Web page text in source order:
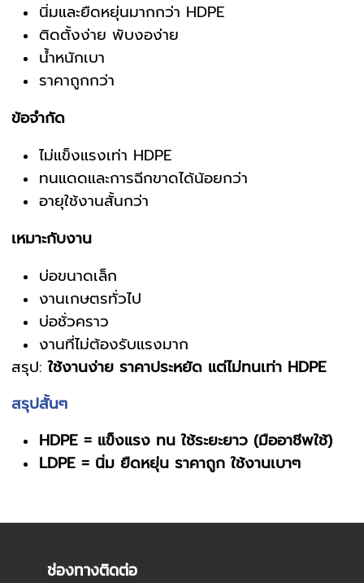
นิ่มและยืดหยุ่นมากกว่า HDPE
ติดตั้งง่าย พับงอง่าย
น้ำหนักเบา
ราคาถูกกว่า
ข้อจำกัด
ไม่แข็งแรงเท่า HDPE
ทนแดดและการฉีกขาดได้น้อยกว่า
อายุใช้งานสั้นกว่า
เหมาะกับงาน
บ่อขนาดเล็ก
งานเกษตรทั่วไป
บ่อชั่วคราว
งานที่ไม่ต้องรับแรงมาก
สรุป:ใช้งานง่าย ราคาประหยัด แต่ไม่ทนเท่า HDPE
สรุปสั้นๆ
HDPE = แข็งแรง ทน ใช้ระยะยาว (มืออาชีพใช้)
LDPE = นิ่ม ยืดหยุ่น ราคาถูก ใช้งานเบาๆ
ช่องทางติดต่อ